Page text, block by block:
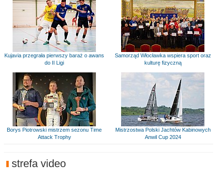
Kujavia przegrała pierwszy baraż o awans
do II Ligi
Samorząd Włocławka wspiera sport oraz
kulturę fizyczną
Borys Piotrowski mistrzem sezonu Time
Attack Trophy
Mistrzostwa Polski Jachtów Kabinowych
Anwil Cup 2024
strefa video